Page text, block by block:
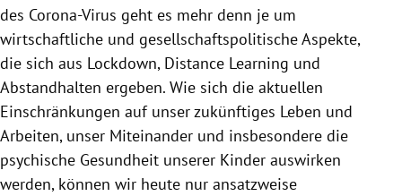
des Corona-Virus geht es mehr denn je um
wirtschaftliche und gesellschaftspolitische Aspekte,
die sich aus Lockdown, Distance Learning und
Abstandhalten ergeben. Wie sich die aktuellen
Einschränkungen auf unser zukünftiges Leben und
Arbeiten, unser Miteinander und insbesondere die
psychische Gesundheit unserer Kinder auswirken
werden, können wir heute nur ansatzweise